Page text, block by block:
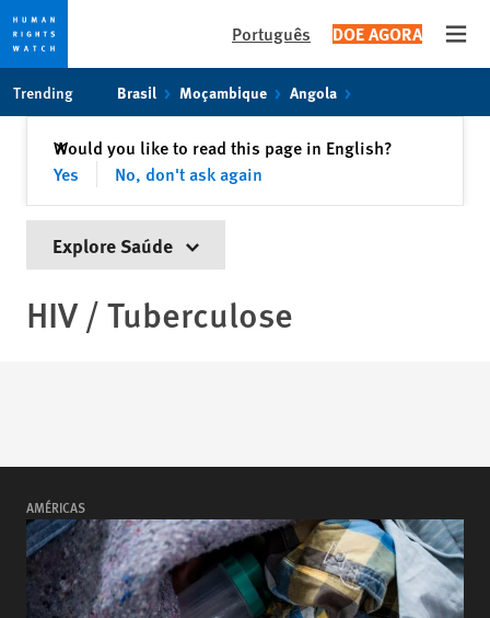
content
Português DOE AGORA
Trending Brasil Moçambique Angola
Would you like to read this page in English?
Yes
No, don't ask again
✕Fechar
Explore Saúde
HIV / Tuberculose
AMÉRICAS